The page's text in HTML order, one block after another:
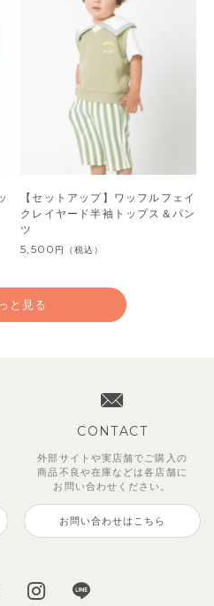
【セットアップ】ワッフルフェイ
クレイヤード半袖トップス＆パン
ツ
5,500 円 （税込）
990円 （税込）
2,970
（税込）
2,970
（税込）
と見る
CONTACT
外部サイトや実店舗でご購入の
商品不良や在庫などは各店舗に
お問い合わせください。
お問い合わせはこちら